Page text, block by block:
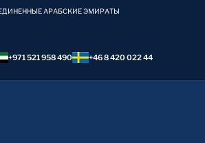
АРАБСКИЕ ЭМИРАТЫ
+971 521 958 490 +46 8 420 022 44